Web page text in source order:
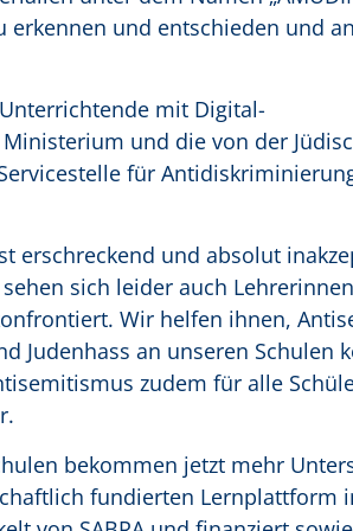
und entschieden und
mit Digital-
und die von der
für
erschreckend und absolut
sich leider auch
Wir helfen ihnen,
Judenhass an unseren Schulen
zudem für alle
bekommen jetzt mehr
fundierten Lernplattform